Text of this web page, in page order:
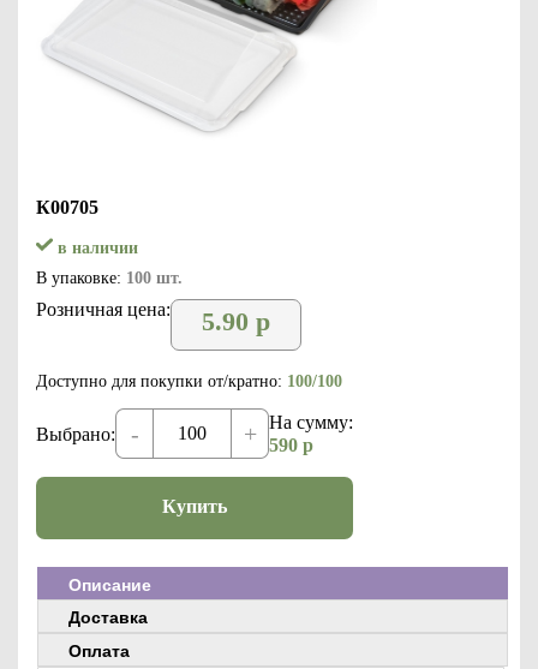
К00705
в наличии
В упаковке: 100 шт.
Розничная цена: 5.90 р
Доступно для покупки от/кратно: 100/100
Выбрано: - +
На сумму:
590 р
Купить
Описание
Доставка
Оплата